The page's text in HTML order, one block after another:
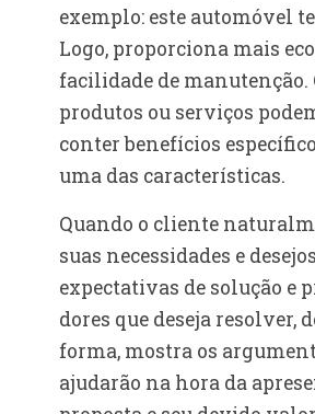
exemplo: este automóvel
Logo, proporciona mais
facilidade de manutenção.
produtos ou serviços
conter benefícios
uma das características.
Quando o cliente
suas necessidades e
expectativas de solução e
dores que deseja resolver,
forma, mostra os
ajudarão na hora da